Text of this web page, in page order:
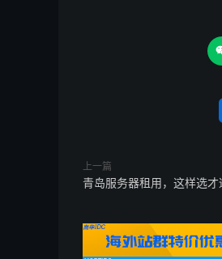
业务而言，低延迟不仅
### 4. 超高性价比
极大降低了中小微企
## 选择我们，开启俄
求，无论是操作系统安
上一篇
青岛服务器租用，这样选才